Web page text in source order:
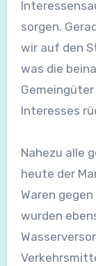
sorgen.
wir auf den
was die
Interesses
Nahezu alle
heute der
Waren
wurden